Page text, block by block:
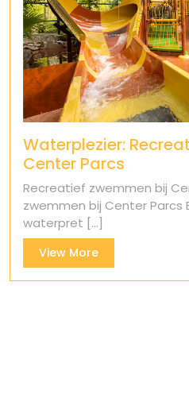
Waterplezier:
Center Parcs
Recreatief zwemmen bij
zwemmen bij Center Parcs
waterpret [...]
View MoreView
More